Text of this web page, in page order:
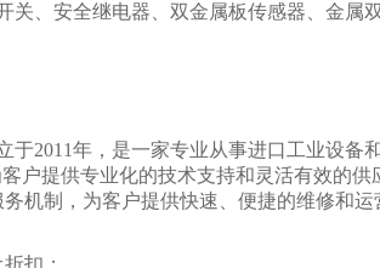
、安全继电器、双金属板传感器、金属
立于2011年，是一家专业从事进口工业设备
户提供专业化的技术支持和灵活有效的供
机制，为客户提供快速、便捷的维修和运
扣；